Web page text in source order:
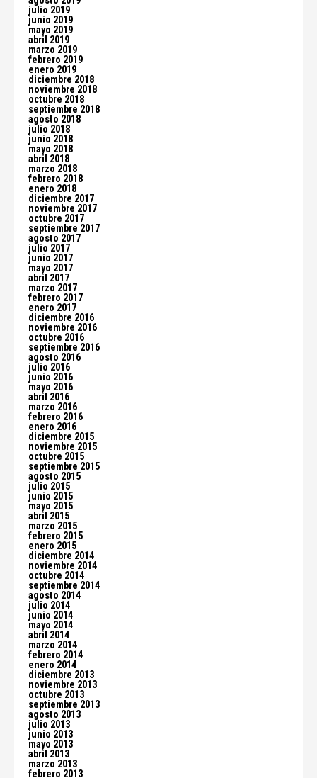
julio 2019
junio 2019
mayo 2019
abril 2019
marzo 2019
febrero 2019
enero 2019
diciembre 2018
noviembre 2018
octubre 2018
septiembre 2018
agosto 2018
julio 2018
junio 2018
mayo 2018
abril 2018
marzo 2018
febrero 2018
enero 2018
diciembre 2017
noviembre 2017
octubre 2017
septiembre 2017
agosto 2017
julio 2017
junio 2017
mayo 2017
abril 2017
marzo 2017
febrero 2017
enero 2017
diciembre 2016
noviembre 2016
octubre 2016
septiembre 2016
agosto 2016
julio 2016
junio 2016
mayo 2016
abril 2016
marzo 2016
febrero 2016
enero 2016
diciembre 2015
noviembre 2015
octubre 2015
septiembre 2015
agosto 2015
julio 2015
junio 2015
mayo 2015
abril 2015
marzo 2015
febrero 2015
enero 2015
diciembre 2014
noviembre 2014
octubre 2014
septiembre 2014
agosto 2014
julio 2014
junio 2014
mayo 2014
abril 2014
marzo 2014
febrero 2014
enero 2014
diciembre 2013
noviembre 2013
octubre 2013
septiembre 2013
agosto 2013
julio 2013
junio 2013
mayo 2013
abril 2013
marzo 2013
febrero 2013